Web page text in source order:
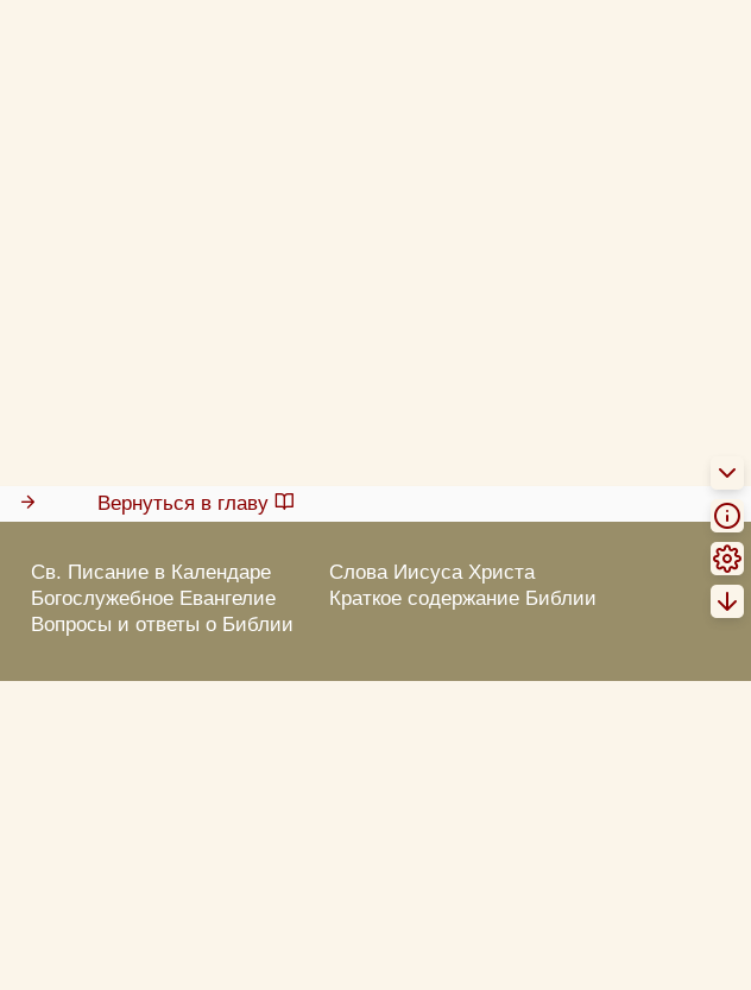
Вернуться в главу
Св. Писание в Календаре
Богослужебное Евангелие
Вопросы и ответы о Библии
Слова Иисуса Христа
Краткое содержание Библии